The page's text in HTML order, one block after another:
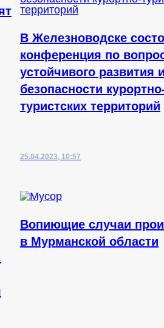
В Железноводске
конференция по
устойчивого развития и
безопасности
туристских территорий
25.04.2023, 10:57
Вопиющие случаи
в Мурманской области